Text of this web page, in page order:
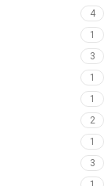
4
1
3
1
1
2
1
3